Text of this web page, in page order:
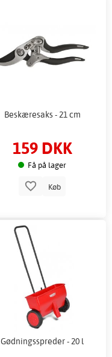
Beskæresaks - 21 cm
159 DKK
Få på lager
Køb
Gødningsspreder - 20 l